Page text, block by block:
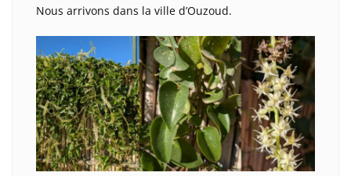
Nous arrivons dans la ville d’Ouzoud.